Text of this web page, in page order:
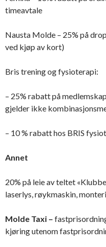
timeavtale
Nausta Molde – 25% på
ved kjøp av kort)
Bris trening og fysioterapi:
– 25% rabatt på
gjelder ikke
– 10 % rabatt hos BRIS
Annet
20% på leie av teltet
laserlys, røykmaskin,
Molde Taxi –
kjøring utenom